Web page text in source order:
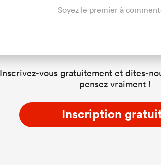
Soyez le premier à
Inscrivez-vous gratuitement et dites-
pensez vraiment !
Inscription